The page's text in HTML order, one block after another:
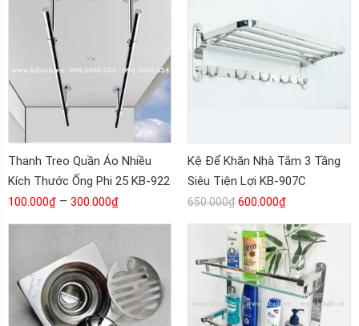
Thanh Treo Quần Áo Nhiều
Kích Thước Ống Phi 25 KB-922
100.000₫ – 300.000₫
Kệ Để Khăn Nhà Tắm 3 Tầng
Siêu Tiện Lợi KB-907C
650.000₫ 600.000₫